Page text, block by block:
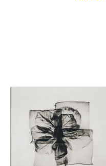
ハンター、べ・サンスン、 ケン
タロウ・タカハシ、レーン・デ
ィコ、中川周士、高見晴恵、
他 工芸作家4名
室礼 SHITSURAI -
Offerings Ⅺ